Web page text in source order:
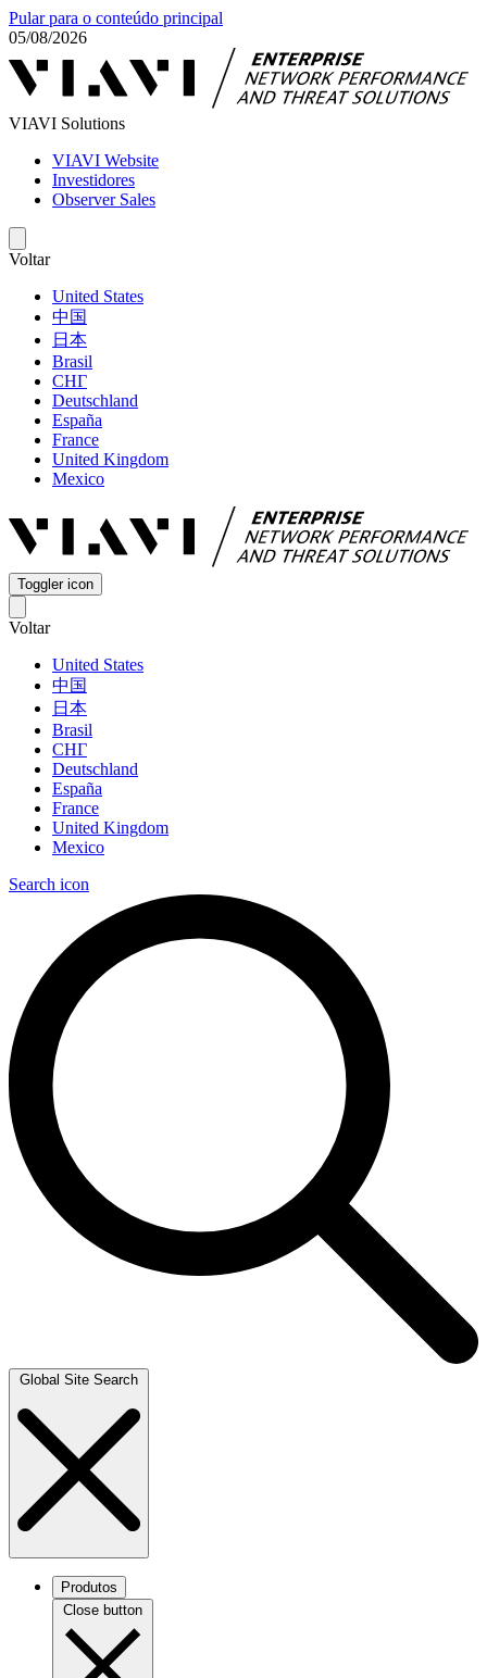
Pular para o conteúdo principal
05/08/2026
VIAVI Solutions
VIAVI Website
Investidores
Observer Sales
Voltar
United States
中国
日本
Brasil
СНГ
Deutschland
España
France
United Kingdom
Mexico
Toggler icon
Voltar
United States
中国
日本
Brasil
СНГ
Deutschland
España
France
United Kingdom
Mexico
Search icon
Global Site Search
Produtos
Close button